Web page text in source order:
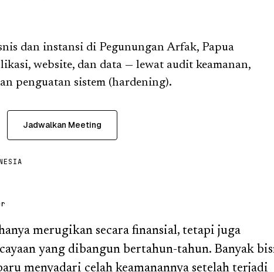
dan instansi di Pegunungan Arfak, Papua
website, dan data — lewat audit keamanan,
penguatan sistem (hardening).
Jadwalkan Meeting
merugikan secara finansial, tetapi juga
yang dibangun bertahun-tahun. Banyak
menyadari celah keamanannya setelah terjadi